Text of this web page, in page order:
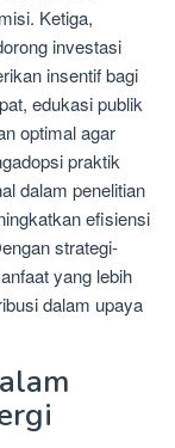
Ketiga,
investasi
insentif bagi
edukasi publik
optimal agar
praktik
dalam penelitian
efisiensi
strategi-
yang lebih
dalam upaya